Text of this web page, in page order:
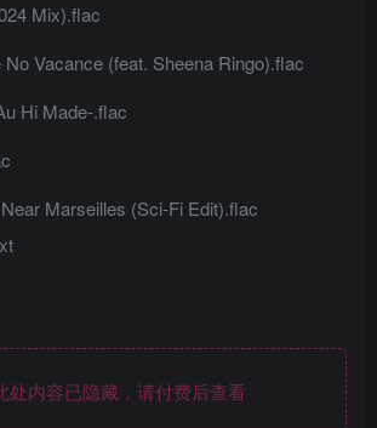
Mix).flac
Vacance (feat. Sheena Ringo).flac
Hi Made-.flac
Marseilles (Sci-Fi Edit).flac
内容已隐藏，请付费后查看